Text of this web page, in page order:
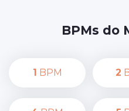
BPMs do
1 BPM 2